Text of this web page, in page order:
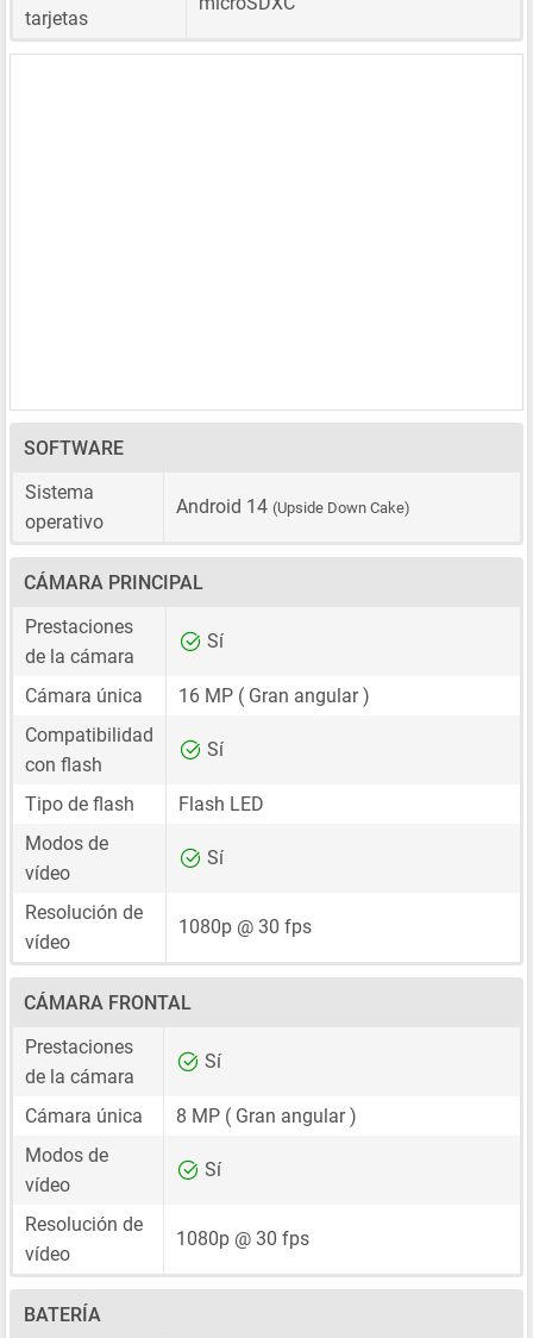
tarjetas
SOFTWARE
Sistema
operativo
Android 14 (Upside Down Cake)
CÁMARA PRINCIPAL
Prestaciones
de la cámara
Sí
Cámara única 16 MP ( Gran angular )
Compatibilidad
con flash
Sí
Tipo de flash
Flash LED
Modos de
vídeo
Sí
Resolución de
vídeo
1080p @ 30 fps
CÁMARA FRONTAL
Prestaciones
de la cámara
Sí
Cámara única 8 MP ( Gran angular )
Modos de
vídeo
Sí
Resolución de
vídeo
1080p @ 30 fps
BATERÍA